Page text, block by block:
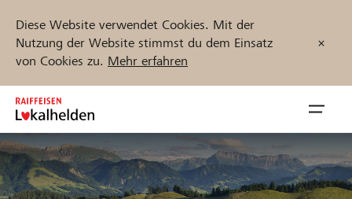
Diese Website verwendet Cookies. Mit der
Nutzung der Website stimmst du dem Einsatz
von Cookies zu. Mehr erfahren
Zum
Inhalt
springen
öffnen
Jetzt starten